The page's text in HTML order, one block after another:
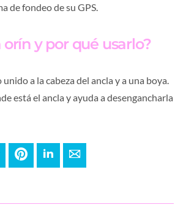
de fondeo de su GPS.
orín y por qué usarlo?
a la cabeza del ancla y a una boya.
está el ancla y ayuda a desengancharla
Google+ PinterestLinkedInE-mail